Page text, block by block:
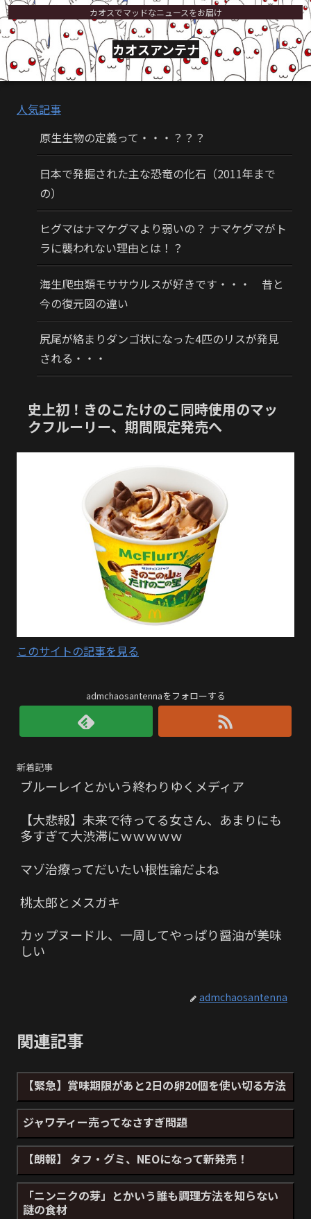
カオスでマッドなニュースをお届け
カオスアンテナ
人気記事
原生生物の定義って・・・？？？
日本で発掘された主な恐竜の化石（2011年まで
の）
ヒグマはナマケグマより弱いの？ ナマケグマがト
ラに襲われない理由とは！？
海生爬虫類モササウルスが好きです・・・ 昔と
今の復元図の違い
尻尾が絡まりダンゴ状になった4匹のリスが発見
される・・・
史上初！きのこたけのこ同時使用のマッ
クフルーリー、期間限定発売へ
このサイトの記事を見る
admchaosantennaをフォローする
新着記事
ブルーレイとかいう終わりゆくメディア
【大悲報】未来で待ってる女さん、あまりにも
多すぎて大渋滞にｗｗｗｗｗ
マゾ治療ってだいたい根性論だよね
桃太郎とメスガキ
カップヌードル、一周してやっぱり醤油が美味
しい
admchaosantenna
関連記事
【緊急】賞味期限があと2日の卵20個を使い切る方法
ジャワティー売ってなさすぎ問題
【朗報】 タフ・グミ、NEOになって新発売！
「ニンニクの芽」とかいう誰も調理方法を知らない
謎の食材